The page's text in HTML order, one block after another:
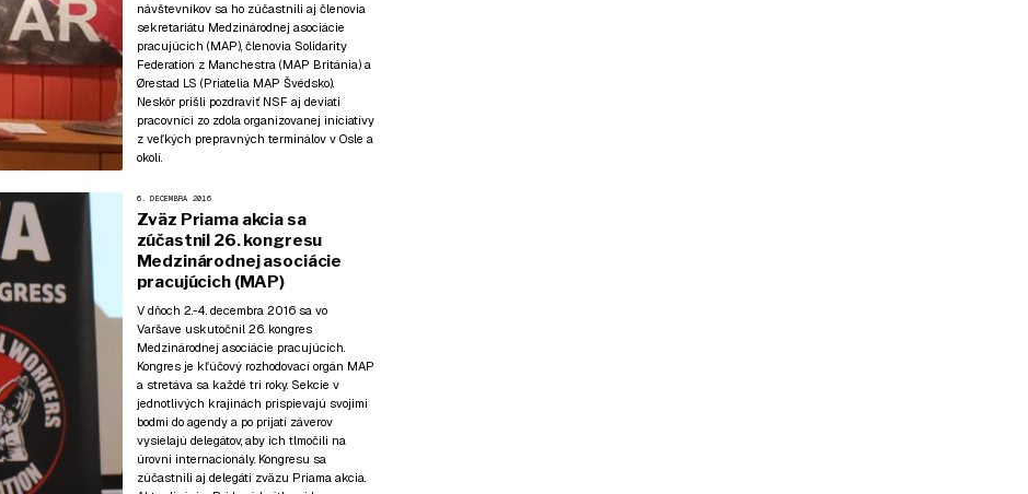
návštevníkov sa ho zúčastnili aj členovia
sekretariátu Medzinárodnej asociácie
pracujúcich (MAP), členovia Solidarity
Federation z Manchestra (MAP Británia) a
Ørestad LS (Priatelia MAP Švédsko).
Neskôr prišli pozdraviť NSF aj deviati
pracovníci zo zdola organizovanej iniciatívy
z veľkých prepravných terminálov v Osle a
okolí.
6. DECEMBRA 2016
Zväz Priama akcia sa
zúčastnil 26. kongresu
Medzinárodnej asociácie
pracujúcich (MAP)
V dňoch 2.-4. decembra 2016 sa vo
Varšave uskutočnil 26. kongres
Medzinárodnej asociácie pracujúcich.
Kongres je kľúčový rozhodovací orgán MAP
a stretáva sa každé tri roky. Sekcie v
jednotlivých krajinách prispievajú svojimi
bodmi do agendy a po prijatí záverov
vysielajú delegátov, aby ich tlmočili na
úrovni internacionály. Kongresu sa
zúčastnili aj delegáti zväzu Priama akcia.